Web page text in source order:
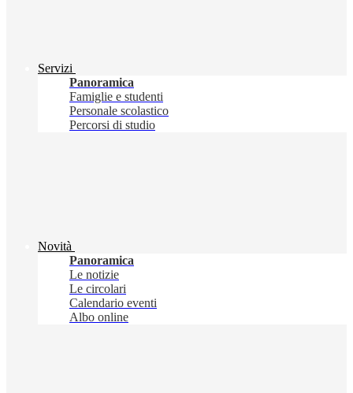
Servizi
Panoramica
Famiglie e studenti
Personale scolastico
Percorsi di studio
Novità
Panoramica
Le notizie
Le circolari
Calendario eventi
Albo online